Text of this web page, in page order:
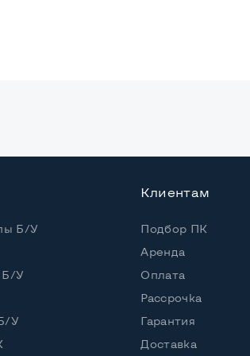
(1,50 - 3,30 GHz)
или HDD
Б/У
Б/У
У
Клиентам
Подбор ПК
Аренда
Оплата
Рассрочка
Гарантия
Доставка